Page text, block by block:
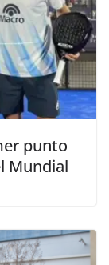
punto
Mundial